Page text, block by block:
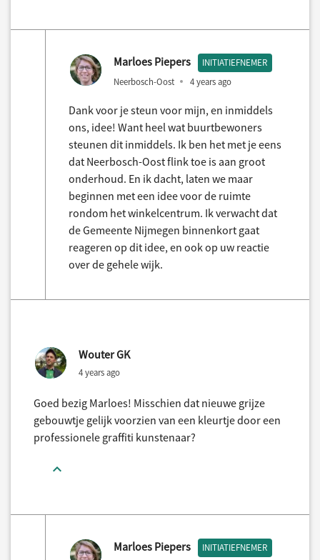
Marloes Piepers INITIATIEFNEMER
Neerbosch-Oost 4 years ago
Dank voor je steun voor mijn, en inmiddels
ons, idee! Want heel wat buurtbewoners
steunen dit inmiddels. Ik ben het met je eens
dat Neerbosch-Oost flink toe is aan groot
onderhoud. En ik dacht, laten we maar
beginnen met een idee voor de ruimte
rondom het winkelcentrum. Ik verwacht dat
de Gemeente Nijmegen binnenkort gaat
reageren op dit idee, en ook op uw reactie
over de gehele wijk.
Wouter GK
4 years ago
Goed bezig Marloes! Misschien dat nieuwe grijze
gebouwtje gelijk voorzien van een kleurtje door een
professionele graffiti kunstenaar?
Marloes Piepers INITIATIEFNEMER